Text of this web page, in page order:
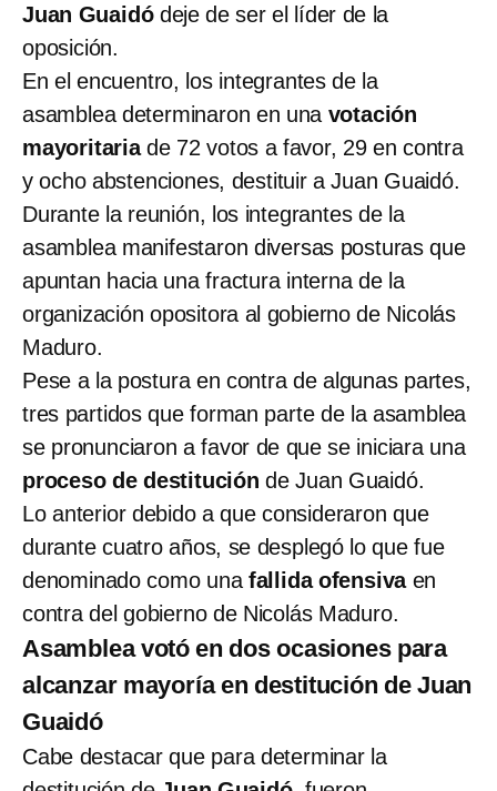
Juan Guaidódeje de ser el líder de la
oposición.
En el encuentro, los integrantes de la
asamblea determinaron en una votación
mayoritariade 72 votos a favor, 29 en contra
y ocho abstenciones, destituir a Juan Guaidó.
Durante la reunión, los integrantes de la
asamblea manifestaron diversas posturas que
apuntan hacia una fractura interna de la
organización opositora al gobierno de Nicolás
Maduro.
Pese a la postura en contra de algunas partes,
tres partidos que forman parte de la asamblea
se pronunciaron a favor de que se iniciara una
proceso de destitución de Juan Guaidó.
Lo anterior debido a que consideraron que
durante cuatro años, se desplegó lo que fue
denominado como una fallida ofensivaen
contra del gobierno de Nicolás Maduro.
Asamblea votó en dos ocasiones para
alcanzar mayoría en destitución de Juan
Guaidó
Cabe destacar que para determinar la